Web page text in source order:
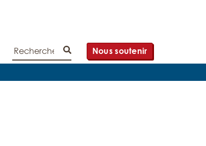
Rechercher
Lancer la recherche
Nous soutenir